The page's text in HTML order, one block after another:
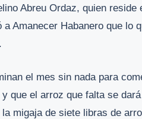
Abreu Ordaz, quien
a Amanecer Habanero que lo
el mes sin nada para
que el arroz que falta se
migaja de siete libras de